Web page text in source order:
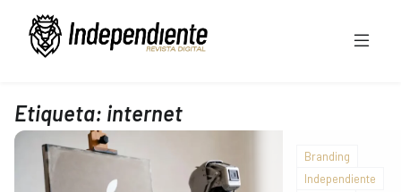
Etiqueta: internet
Branding
Independiente